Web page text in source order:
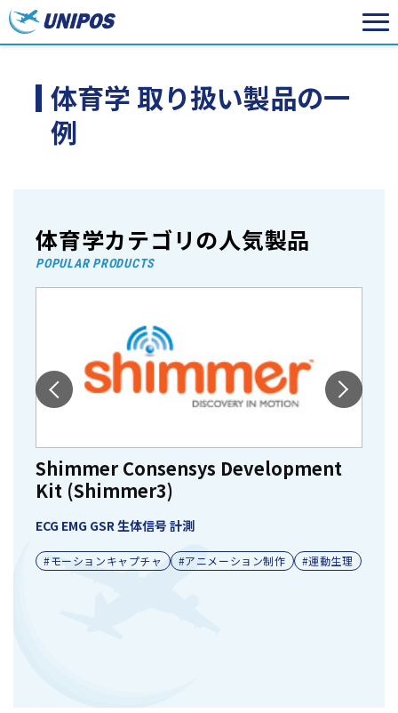
体育学 取り扱い製品の一
例
体育学カテゴリの人気製品
POPULAR PRODUCTS
Shimmer Consensys Development
Kit (Shimmer3)
ECG EMG GSR 生体信号 計測
#モーションキャプチャ #アニメーション制作 #運動生理